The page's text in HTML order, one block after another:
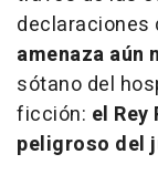
declaraciones
amenaza aún
sótano del
ficción: el Rey
peligroso del